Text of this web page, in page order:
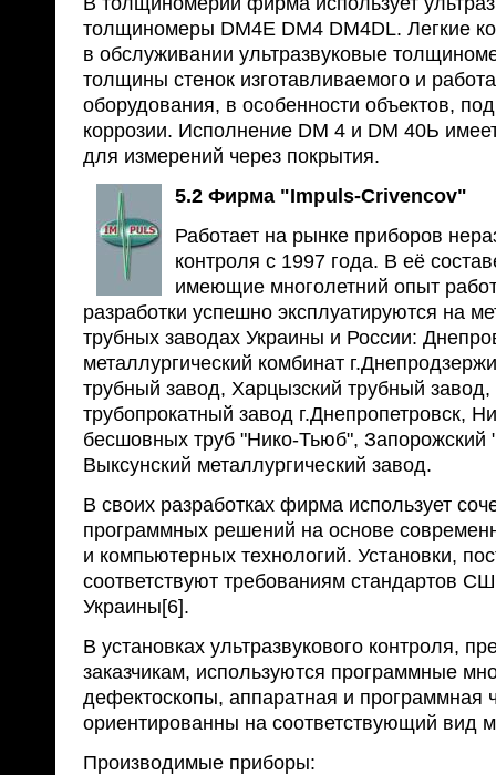
толщиномеры DM4E DM4 DM4DL. Легкие
в обслуживании ультразвуковые
толщины стенок изготавливаемого и
оборудования, в особенности объектов,
коррозии. Исполнение DМ 4 и DМ 40Ь
для измерений через покрытия.
5.2 Фирма "Impuls-Crivencov"
Работает на рынке приборов
контроля с 1997 года. В её
имеющие многолетний опыт
разработки успешно эксплуатируются на
трубных заводах Украины и России:
металлургический комбинат
трубный завод, Харцызский трубный
трубопрокатный завод г.Днепропетровск,
бесшовных труб "Нико-Тьюб", Запорожский
Выксунский металлургический завод.
В своих разработках фирма использует
программных решений на основе
и компьютерных технологий. Установки,
соответствуют требованиям стандартов
Украины[6].
В установках ультразвукового контроля,
заказчикам, используются программные
дефектоскопы, аппаратная и программная
ориентированны на соответствующий вид
Производимые приборы: